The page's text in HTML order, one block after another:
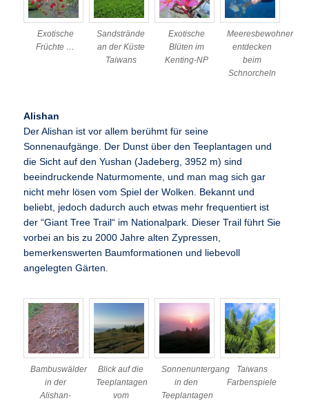
Exotische
Früchte …
Sandstrände
an der Küste
Taiwans
Exotische
Blüten im
Kenting-NP
Meeresbewohner
entdecken
beim
Schnorcheln
Alishan
Der Alishan ist vor allem berühmt für seine
Sonnenaufgänge. Der Dunst über den Teeplantagen und
die Sicht auf den Yushan (Jadeberg, 3952 m) sind
beeindruckende Naturmomente, und man mag sich gar
nicht mehr lösen vom Spiel der Wolken. Bekannt und
beliebt, jedoch dadurch auch etwas mehr frequentiert ist
der “Giant Tree Trail“ im Nationalpark. Dieser Trail führt Sie
vorbei an bis zu 2000 Jahre alten Zypressen,
bemerkenswerten Baumformationen und liebevoll
angelegten Gärten.
Bambuswälder
in der
Alishan-
Blick auf die
Teeplantagen
vom
Sonnenuntergang
in den
Teeplantagen
Taiwans
Farbenspiele